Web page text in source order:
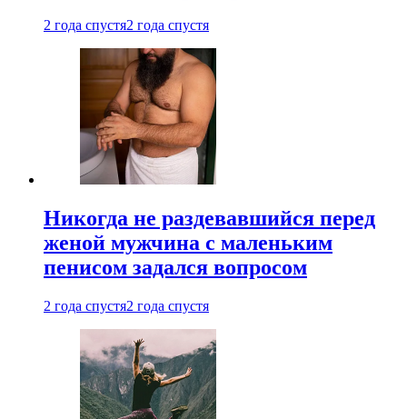
2 года спустя2 года спустя
Никогда не раздевавшийся перед
женой мужчина с маленьким
пенисом задался вопросом
2 года спустя2 года спустя